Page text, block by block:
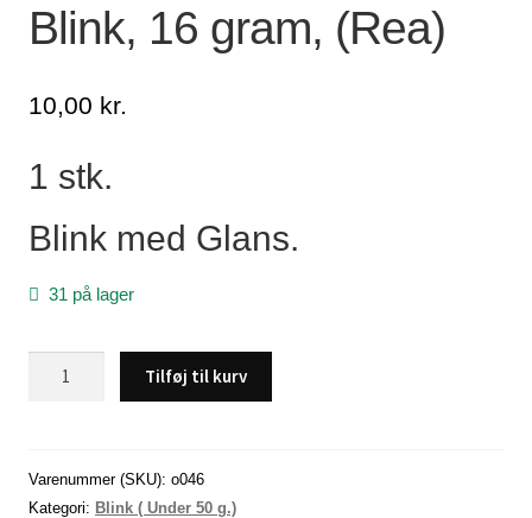
Blink, 16 gram, (Rea)
10,00 kr.
1 stk.
Blink med Glans.
31 på lager
antal
Tilføj til kurv
Varenummer (SKU):o046
Kategori: Blink ( Under 50 g.)